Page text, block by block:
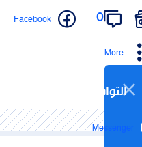
0
Facebook
More
التواصل الاجتماعي
Messenger